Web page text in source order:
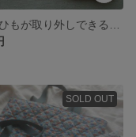
SOLD OUT